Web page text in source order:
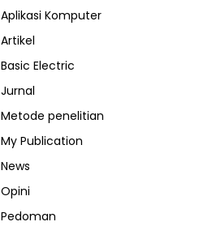
Aplikasi Komputer
Artikel
Basic Electric
Jurnal
Metode penelitian
My Publication
News
Opini
Pedoman